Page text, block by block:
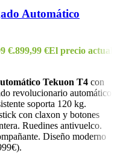
Automático
€.899,99 €El precio actual
Tekuon T4 con
revolucionario automático.
soporta 120 kg.
con claxon y botones
Ruedines antivuelco.
Diseño moderno